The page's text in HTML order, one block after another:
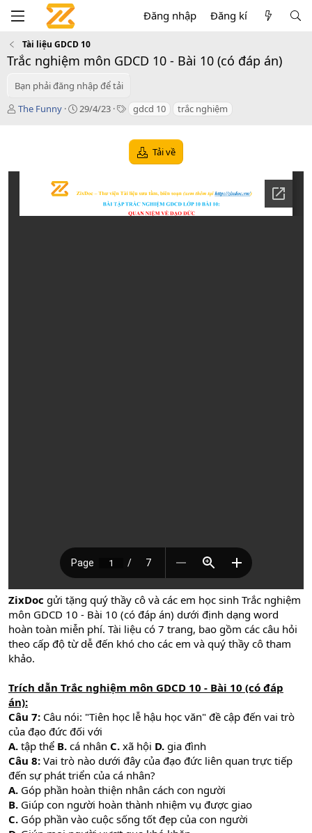
Đăng nhập Đăng kí
Tài liệu GDCD 10
Trắc nghiệm môn GDCD 10 - Bài 10 (có đáp án)
Bạn phải đăng nhập để tải
T
ả
The Funny
C
n
29/4/23
T
s
gdcd 10 trắc nghiệm
Tải về
ZixDoc gửi tặng quý thầy cô và các em học sinh Trắc nghiệm
môn GDCD 10 - Bài 10 (có đáp án) dưới định dạng word
hoàn toàn miễn phí. Tài liệu có 7 trang, bao gồm các câu hỏi
theo cấp độ từ dễ đến khó cho các em và quý thầy cô tham
khảo.
Trích dẫn Trắc nghiệm môn GDCD 10 - Bài 10 (có đáp
án):
Câu 7: Câu nói: "Tiên học lễ hậu học văn" đề cập đến vai trò
của đạo đức đối với
A. tập thể B. cá nhân C. xã hội D. gia đình
Câu 8: Vai trò nào dưới đây của đạo đức liên quan trực tiếp
đến sự phát triển của cá nhân?
A. Góp phần hoàn thiện nhân cách con người
B. Giúp con người hoàn thành nhiệm vụ được giao
C. Góp phần vào cuộc sống tốt đẹp của con người